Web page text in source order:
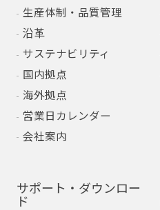
生産体制・品質管理
沿革
サステナビリティ
国内拠点
海外拠点
営業日カレンダー
会社案内
サポート・ダウンロー
ド